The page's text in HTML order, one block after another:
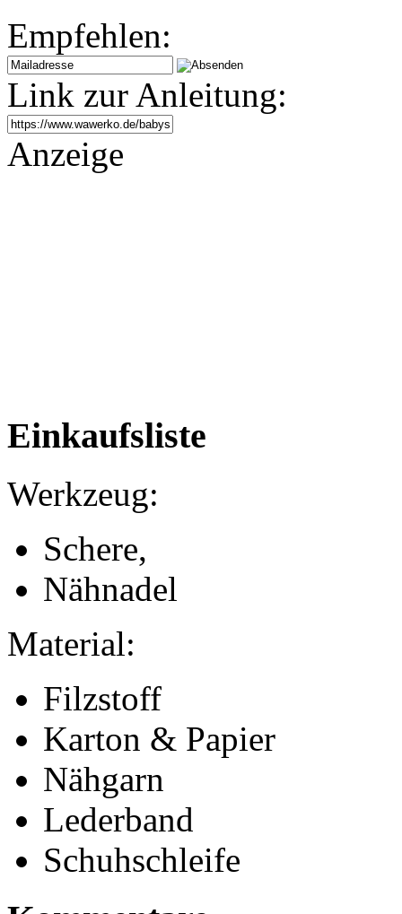
Empfehlen:
Link zur Anleitung:
Anzeige
Einkaufsliste
Werkzeug:
Schere,
Nähnadel
Material:
Filzstoff
Karton & Papier
Nähgarn
Lederband
Schuhschleife